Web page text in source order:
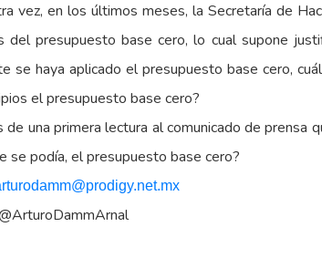
vez, en los últimos meses, la Secretaría de
del presupuesto base cero, lo cual supone
se haya aplicado el presupuesto base cero,
el presupuesto base cero?
de una primera lectura al comunicado de prensa
se podía, el presupuesto base cero?